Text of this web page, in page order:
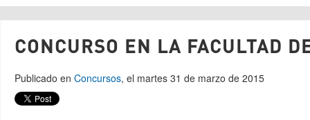
CONCURSO EN LA FACULTAD
Publicado en Concursos, el martes 31 de marzo de 2015